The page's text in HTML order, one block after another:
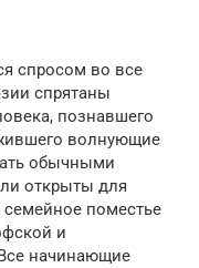
спросом во все
спрятаны
познавшего
волнующие
обычными
открыты для
поместье
и
начинающие